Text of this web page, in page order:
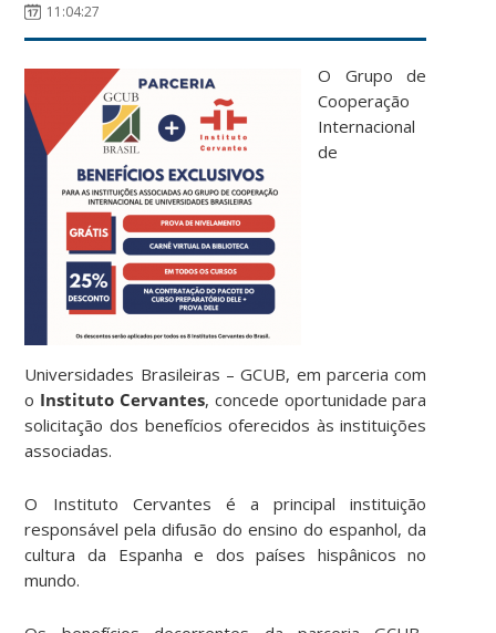
11:04:27
O Grupo de
Cooperação
Internacional
de
Universidades Brasileiras – GCUB, em parceria com
o Instituto Cervantes, concede oportunidade para
solicitação dos benefícios oferecidos às instituições
associadas.
O Instituto Cervantes é a principal instituição
responsável pela difusão do ensino do espanhol, da
cultura da Espanha e dos países hispânicos no
mundo.